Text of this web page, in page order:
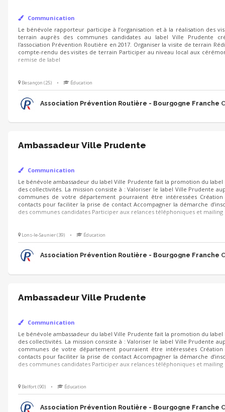
Communication
Le bénévole rapporteur participe à l’organisation et à la réalisation des
communes candidates au label Ville Prudente créé par l'association
Organiser la visite de terrain Rédiger un compte-rendu des visites de
local aux cérémonies de remise de label
Besançon (25) • Éducation
Association Prévention Routière - Bourgogne Franche
Ambassadeur Ville Prudente
Communication
Le bénévole ambassadeur du label Ville Prudente fait la promotion du
La mission consiste à : Valoriser le label Ville Prudente auprès de
pourraient être intéressées Création fichier contacts pour faciliter la prise
la démarche d’inscription des communes candidates Participer aux
mailing
Lons-le-Saunier (39) • Éducation
Association Prévention Routière - Bourgogne Franche
Ambassadeur Ville Prudente
Communication
Le bénévole ambassadeur du label Ville Prudente fait la promotion du
La mission consiste à : Valoriser le label Ville Prudente auprès de
pourraient être intéressées Création fichier contacts pour faciliter la prise
la démarche d’inscription des communes candidates Participer aux
mailing
Belfort (90) • Éducation
Association Prévention Routière - Bourgogne Franche